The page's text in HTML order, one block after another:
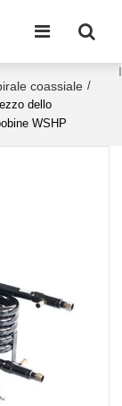
coassiale /
dello
WSHP